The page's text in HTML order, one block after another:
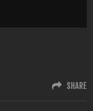
SHARE